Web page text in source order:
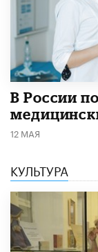
В России
12 МАЯ
КУЛЬТУРА